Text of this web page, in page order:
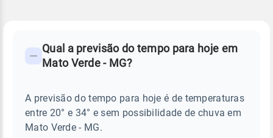
TEMPO
VERDE
Perguntas
sobre
chuva
Qual a previsão do tempo para hoje em
Mato Verde - MG?
A previsão do tempo para hoje é de temperaturas
entre 20° e 34° e sem possibilidade de chuva em
Mato Verde - MG.